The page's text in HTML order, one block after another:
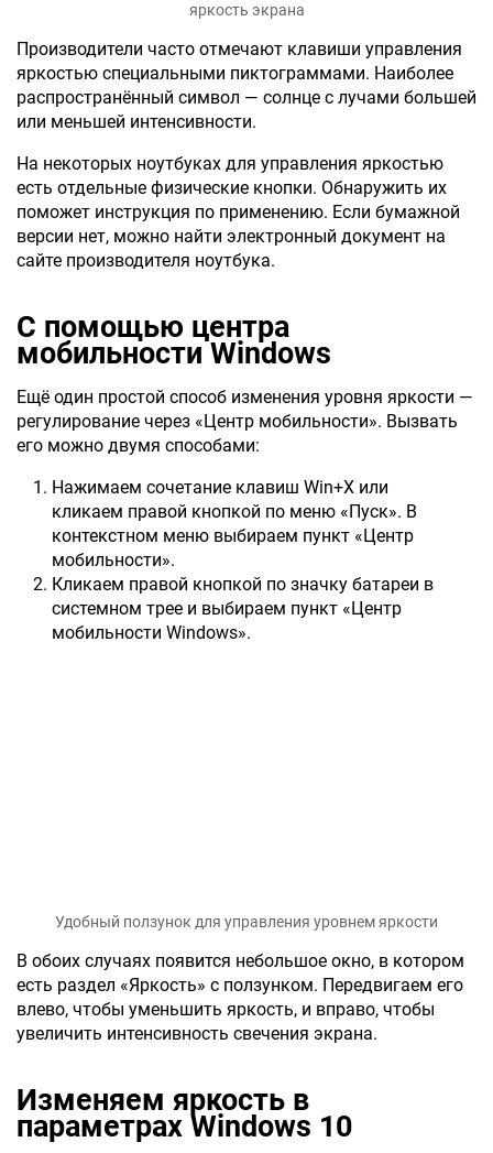
яркость экрана
Производители часто отмечают клавиши управления
яркостью специальными пиктограммами. Наиболее
распространённый символ — солнце с лучами большей
или меньшей интенсивности.
На некоторых ноутбуках для управления яркостью
есть отдельные физические кнопки. Обнаружить их
поможет инструкция по применению. Если бумажной
версии нет, можно найти электронный документ на
сайте производителя ноутбука.
С помощью центра
мобильности Windows
Ещё один простой способ изменения уровня яркости —
регулирование через «Центр мобильности». Вызвать
его можно двумя способами:
Нажимаем сочетание клавиш Win+X или
кликаем правой кнопкой по меню «Пуск». В
контекстном меню выбираем пункт «Центр
мобильности».
Кликаем правой кнопкой по значку батареи в
системном трее и выбираем пункт «Центр
мобильности Windows».
Удобный ползунок для управления уровнем яркости
В обоих случаях появится небольшое окно, в котором
есть раздел «Яркость» с ползунком. Передвигаем его
влево, чтобы уменьшить яркость, и вправо, чтобы
увеличить интенсивность свечения экрана.
Изменяем яркость в
параметрах Windows 10